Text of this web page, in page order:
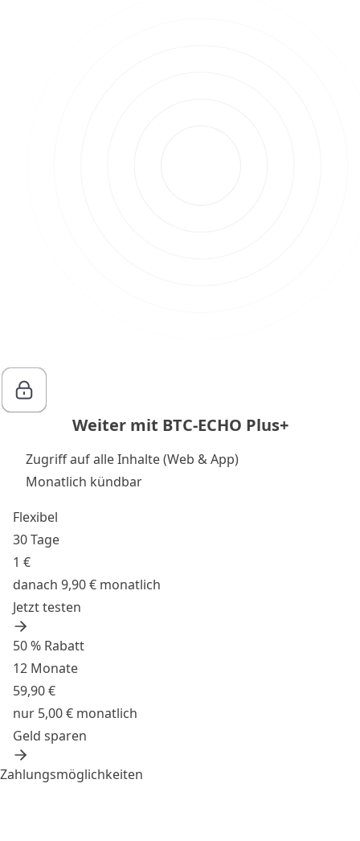
Weiter mit BTC-ECHO Plus+
Zugriff auf alle Inhalte (Web & App)
Monatlich kündbar
Flexibel
30 Tage
1 €
danach 9,90 € monatlich
Jetzt testen
50 % Rabatt
12 Monate
59,90 €
nur 5,00 € monatlich
Geld sparen
Zahlungsmöglichkeiten